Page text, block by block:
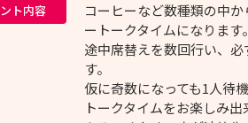
ト内容
コーヒーなど数種類の中
ートークタイムになります。
途中席替えを数回行い、
す。
仮に奇数になっても1人待
トークタイムをお楽しみ